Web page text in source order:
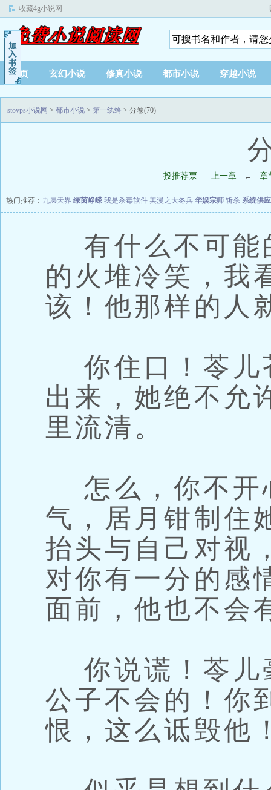
收藏4g小说网
首页 玄幻小说 修真小说 都市小说 穿越小说
stovps小说网 > 都市小说 > 第一纨绔 > 分卷(70)
投推荐票 上一章 ← 章
热门推荐： 九层天界 绿茵峥嵘 我是杀毒软件 美漫之大冬兵 华娱宗师 斩杀 系统供
有什么不可能
的火堆冷笑，我
该！他那样的人
你住口！苓儿
出来，她绝不允
里流清。
怎么，你不开
气，居月钳制住
抬头与自己对视
对你有一分的感
面前，他也不会
你说谎！苓儿
公子不会的！你
恨，这么诋毁他